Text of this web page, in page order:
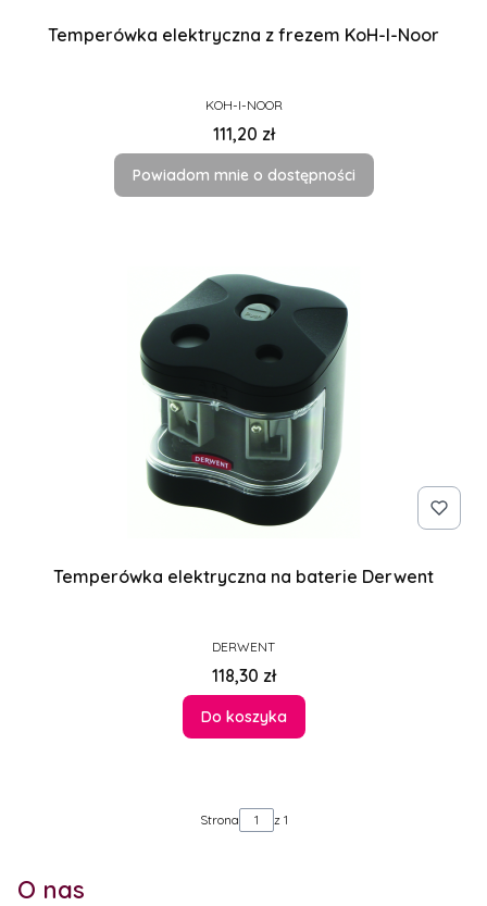
Temperówka elektryczna z frezem KoH-I-Noor
PRODUCENT
KOH-I-NOOR
Cena
111,20 zł
Powiadom mnie o dostępności
Temperówka elektryczna na baterie Derwent
PRODUCENT
DERWENT
Cena
118,30 zł
Do koszyka
Strona z 1
O nas